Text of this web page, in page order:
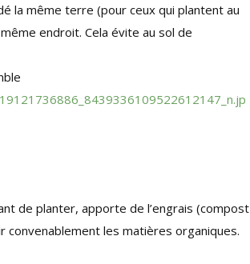
la même terre (pour ceux qui plantent au
endroit. Cela évite au sol de
de planter, apporte de l’engrais (compost
les matières organiques.